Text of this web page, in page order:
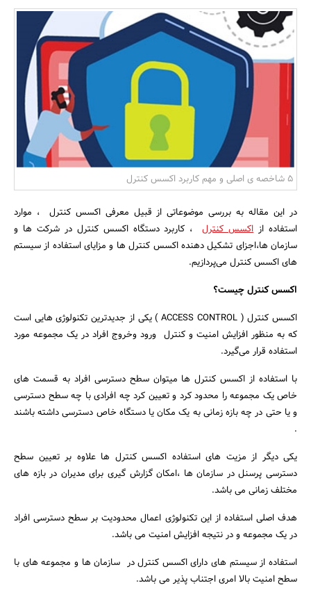
بانک، بیمه و سرمایه
مسکن و ساختمان
5 شاخصه ی اصلی و مهم کاربرد اکسس کنترل
در این مقاله به بررسی موضوعاتی از قبیل معرفی اکسس کنترل ، موارد
استفاده ازاکسس کنترل، کاربرد دستگاه اکسس کنترل در شرکت ها و
سازمان ها،اجزای تشکیل دهنده اکسس کنترل ها و مزایای استفاده از سیستم
های اکسس کنترل می‌پردازیم.
اکسس کنترل چیست؟
اکسس کنترل ( ACCESS CONTROL ) یکی از جدیدترین تکنولوژی هایی است
که به منظور افزایش امنیت و کنترل ورود وخروج افراد در یک مجموعه مورد
استفاده قرار می‌گیرد.
با استفاده از اکسس کنترل ها میتوان سطح دسترسی افراد به قسمت های
خاص یک مجموعه را محدود کرد و تعیین کرد چه افرادی با چه سطح دسترسی
و یا حتی در چه بازه زمانی به یک مکان یا دستگاه خاص دسترسی داشته باشند
.
یکی دیگر از مزیت های استفاده اکسس کنترل ها علاوه بر تعیین سطح
دسترسی پرسنل در سازمان ها ،امکان گزارش گیری برای مدیران در بازه های
مختلف زمانی می‎ باشد.
هدف اصلی استفاده از این تکنولوژی اعمال محدودیت بر سطح دسترسی افراد
در یک مجموعه و در نتیجه افزایش امنیت می باشد.
استفاده از سیستم های دارای اکسس کنترل در سازمان ها و مجموعه های با
سطح امنیت بالا امری اجتناب پذیر می باشد.